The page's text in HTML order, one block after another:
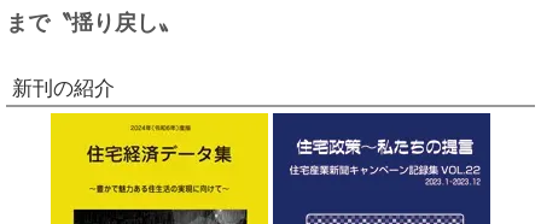
まで〝揺り戻し〟
新刊の紹介